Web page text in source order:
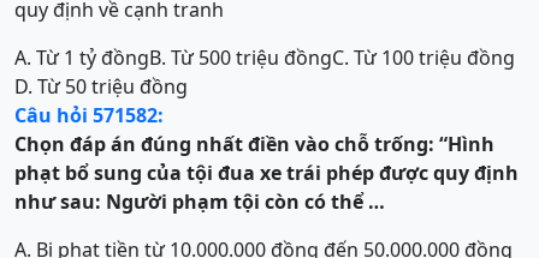
quy định về cạnh tranh
A. Từ 1 tỷ đồngB. Từ 500 triệu đồngC. Từ 100 triệu đồng
D. Từ 50 triệu đồng
Câu hỏi 571582:
Chọn đáp án đúng nhất điền vào chỗ trống: “Hình
phạt bổ sung của tội đua xe trái phépđược quy định
như sau: Người phạm tội còn có thể …
A. Bị phạt tiền từ 10.000.000 đồng đến 50.000.000 đồng